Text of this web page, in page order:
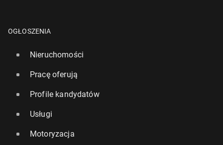
OGŁOSZENIA
Nieruchomości
Pracę oferują
Profile kandydatów
Usługi
Motoryzacja